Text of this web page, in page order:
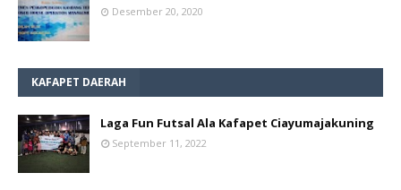
Desember 20, 2020
KAFAPET DAERAH
Laga Fun Futsal Ala Kafapet Ciayumajakuning
September 11, 2022